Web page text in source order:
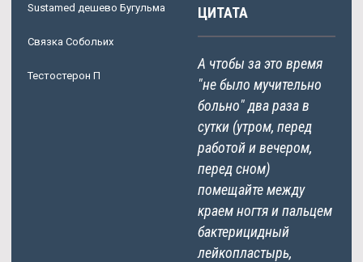
Sustamed дешево Бугульма
Связка Собольих
Тестостерон П
ЦИТАТА
А чтобы за это время
"не было мучительно
больно" два раза в
сутки (утром, перед
работой и вечером,
перед сном)
помещайте между
краем ногтя и пальцем
бактерицидный
лейкопластырь,